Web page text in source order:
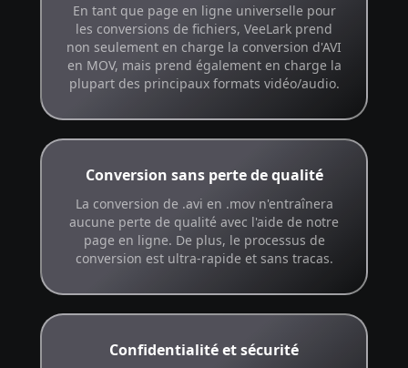
En tant que page en ligne universelle pour
les conversions de fichiers, VeeLark prend
non seulement en charge la conversion d'AVI
en MOV, mais prend également en charge la
plupart des principaux formats vidéo/audio.
Conversion sans perte de qualité
La conversion de .avi en .mov n'entraînera
aucune perte de qualité avec l'aide de notre
page en ligne. De plus, le processus de
conversion est ultra-rapide et sans tracas.
Confidentialité et sécurité